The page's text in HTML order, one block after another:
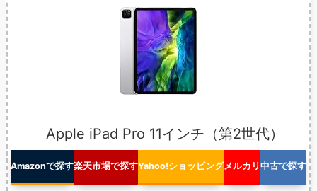
Apple iPad Pro 11インチ（第2世代）
中古で探す
Amazonで探す楽天市場で探すYahoo!ショッピングメルカリ